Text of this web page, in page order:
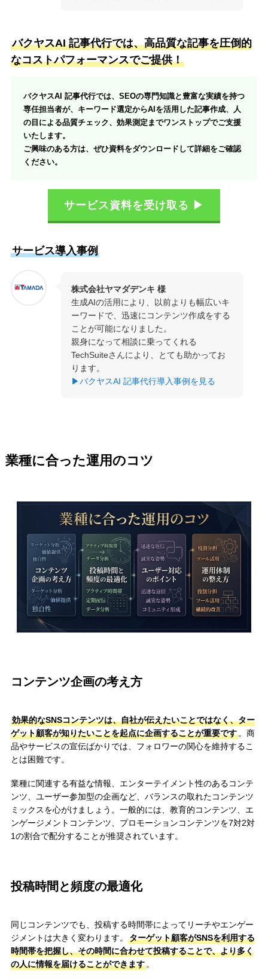
バクヤスAI 記事代行では、高品質な記事を圧倒的
なコストパフォーマンスでご提供！
バクヤスAI 記事代行では、SEOの専門知識と豊富な実績を持つ
専任担当者が、キーワード選定からAIを活用した記事作成、人
の目による品質チェック、効果測定までワンストップでご支援
いたします。
ご興味のある方は、ぜひ資料をダウンロードして詳細をご確認
ください。
サービス資料を受け取る ▶
サービス導入事例
株式会社ヤマダデンキ 様
生成AIの活用により、以前よりも幅広いキ
ーワードで、迅速にコンテンツ作成をする
ことが可能になりました。
親身になって相談に乗ってくれる
TechSuiteさんにより、とても助かってお
ります。
▶バクヤスAI 記事代行導入事例を見る
業種に合った運用のコツ
コンテンツ企画の考え方
効果的なSNSコンテンツは、自社が伝えたいことではなく、ター
ゲット顧客が知りたいことを起点に企画することが重要です。商
品やサービスの宣伝ばかりでは、フォロワーの関心を維持するこ
とは困難です。
業種に関連する有益な情報、エンターテイメント性のあるコンテ
ンツ、ユーザー参加型の企画など、バランスの取れたコンテンツ
ミックスを心がけましょう。一般的には、教育的コンテンツ、エ
ンゲージメントコンテンツ、プロモーションコンテンツを7対2対
1の割合で配分することが推奨されています。
投稿時間と頻度の最適化
同じコンテンツでも、投稿する時間帯によってリーチやエンゲー
ジメントは大きく変わります。
ターゲット顧客がSNSを利用する
時間帯を把握し、その時間に合わせて投稿することで、より多く
の人に情報を届けることができます。